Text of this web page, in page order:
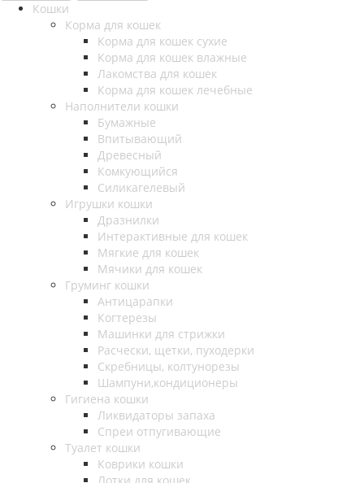
Кошки
Корма для кошек
Корма для кошек сухие
Корма для кошек влажные
Лакомства для кошек
Корма для кошек лечебные
Наполнители кошки
Бумажные
Впитывающий
Древесный
Комкующийся
Силикагелевый
Игрушки кошки
Дразнилки
Интерактивные для кошек
Мягкие для кошек
Мячики для кошек
Груминг кошки
Антицарапки
Когтерезы
Машинки для стрижки
Расчески, щетки, пуходерки
Скребницы, колтунорезы
Шампуни,кондиционеры
Гигиена кошки
Ликвидаторы запаха
Спреи отпугивающие
Туалет кошки
Коврики кошки